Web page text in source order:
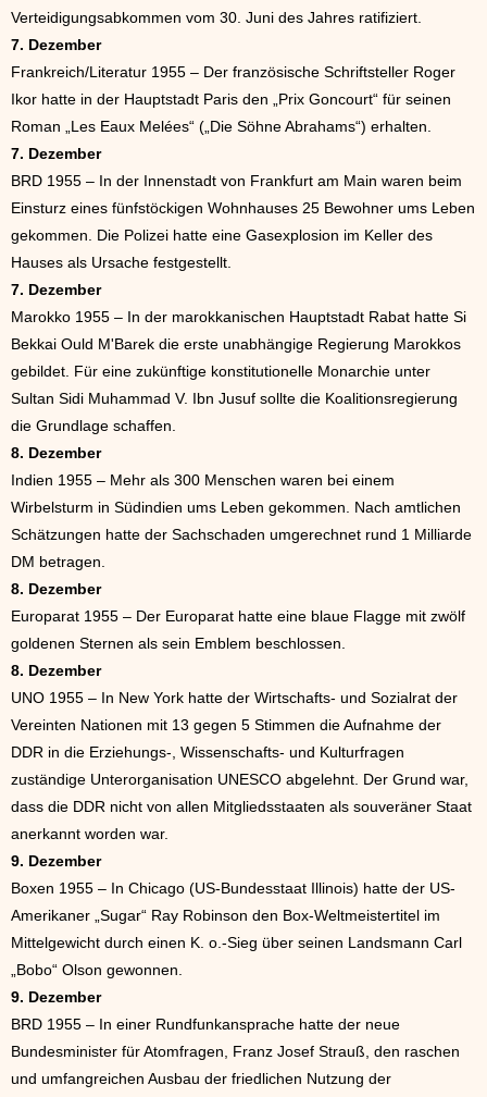
Verteidigungsabkommen vom 30. Juni des Jahres ratifiziert.
7. Dezember
Frankreich/Literatur 1955 – Der französische Schriftsteller Roger
Ikor hatte in der Hauptstadt Paris den „Prix Goncourt“ für seinen
Roman „Les Eaux Melées“ („Die Söhne Abrahams“) erhalten.
7. Dezember
BRD 1955 – In der Innenstadt von Frankfurt am Main waren beim
Einsturz eines fünfstöckigen Wohnhauses 25 Bewohner ums Leben
gekommen. Die Polizei hatte eine Gasexplosion im Keller des
Hauses als Ursache festgestellt.
7. Dezember
Marokko 1955 – In der marokkanischen Hauptstadt Rabat hatte Si
Bekkai Ould M'Barek die erste unabhängige Regierung Marokkos
gebildet. Für eine zukünftige konstitutionelle Monarchie unter
Sultan Sidi Muhammad V. Ibn Jusuf sollte die Koalitionsregierung
die Grundlage schaffen.
8. Dezember
Indien 1955 – Mehr als 300 Menschen waren bei einem
Wirbelsturm in Südindien ums Leben gekommen. Nach amtlichen
Schätzungen hatte der Sachschaden umgerechnet rund 1 Milliarde
DM betragen.
8. Dezember
Europarat 1955 – Der Europarat hatte eine blaue Flagge mit zwölf
goldenen Sternen als sein Emblem beschlossen.
8. Dezember
UNO 1955 – In New York hatte der Wirtschafts- und Sozialrat der
Vereinten Nationen mit 13 gegen 5 Stimmen die Aufnahme der
DDR in die Erziehungs-, Wissenschafts- und Kulturfragen
zuständige Unterorganisation UNESCO abgelehnt. Der Grund war,
dass die DDR nicht von allen Mitgliedsstaaten als souveräner Staat
anerkannt worden war.
9. Dezember
Boxen 1955 – In Chicago (US-Bundesstaat Illinois) hatte der US-
Amerikaner „Sugar“ Ray Robinson den Box-Weltmeistertitel im
Mittelgewicht durch einen K. o.-Sieg über seinen Landsmann Carl
„Bobo“ Olson gewonnen.
9. Dezember
BRD 1955 – In einer Rundfunkansprache hatte der neue
Bundesminister für Atomfragen, Franz Josef Strauß, den raschen
und umfangreichen Ausbau der friedlichen Nutzung der